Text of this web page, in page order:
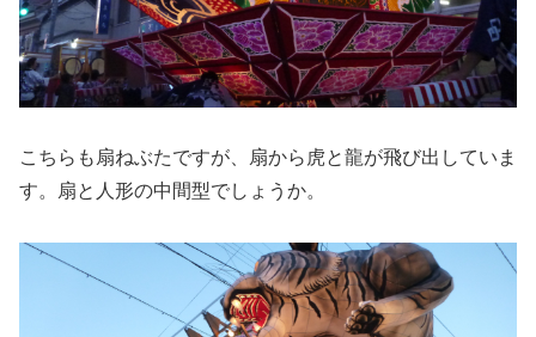
こちらも扇ねぶたですが、扇から虎と龍が飛び出していま
す。扇と人形の中間型でしょうか。